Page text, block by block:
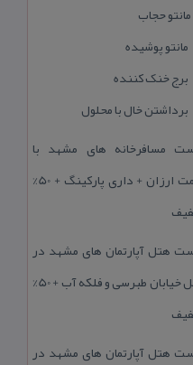
مانتو حجاب
مانتو پوشیده
برج خنک کننده
برداشتن خال با محلول
مسافرخانه های مشهد با
قیمت ارزان + داری پارکینگ + 50%
هتل آپارتمان های مشهد در
هتل خیابان طبرسی و فلکه آب + 50%
هتل آپارتمان های مشهد در